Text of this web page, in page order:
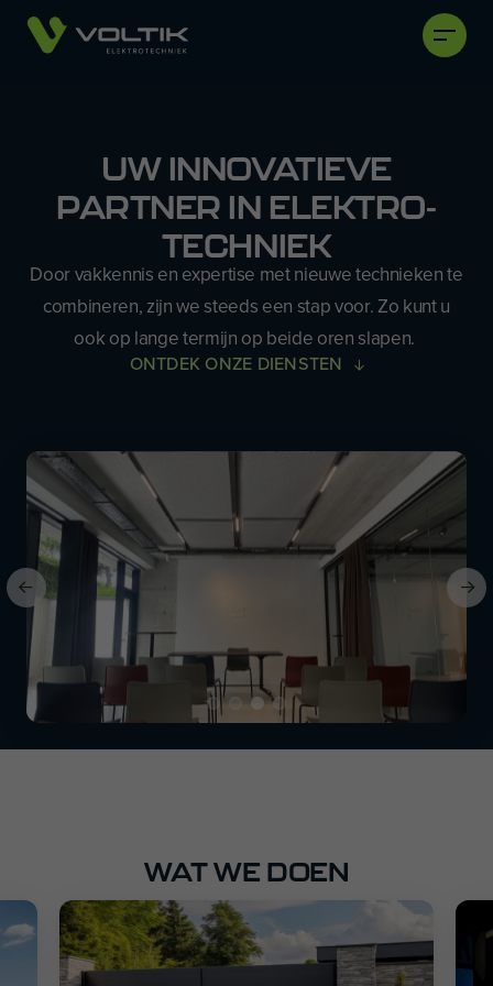
UW INNOVATIEVE
PARTNER IN ELEKTRO­
TECHNIEK
Door vakkennis en expertise met nieuwe technieken te
combineren, zijn we steeds een stap voor. Zo kunt u
ook op lange termijn op beide oren slapen.
ONTDEK ONZE DIENSTEN
WAT WE DOEN